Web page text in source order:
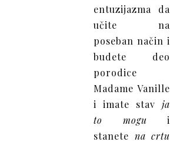
entuzijazma da
učite na
poseban način i
budete deo
porodice
Madame Vanille
i imate stav ja
to mogu i
stanete na crtu